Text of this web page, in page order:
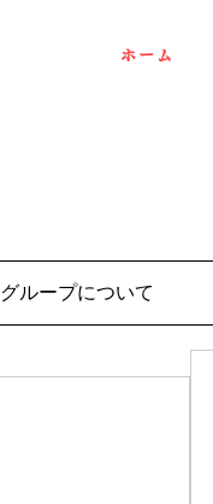
ホーム
グループについて